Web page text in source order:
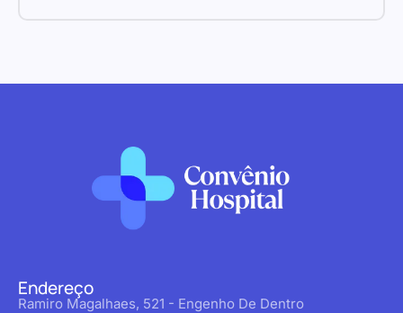
Endereço
Ramiro Magalhaes, 521 - Engenho De Dentro